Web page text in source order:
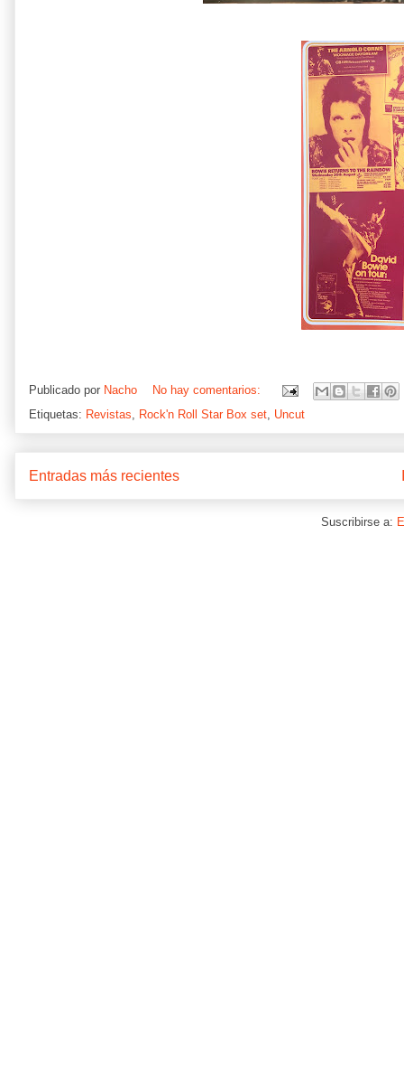
Publicado por Nacho
No hay comentarios:
Etiquetas: Revistas, Rock'n Roll Star Box set, Uncut
Entradas más recientes
Suscribirse a: